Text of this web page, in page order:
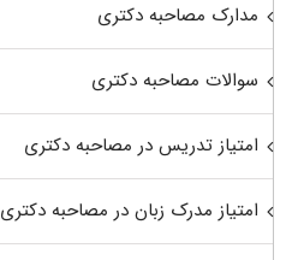
مدارک مصاحبه دکتری
سوالات مصاحبه دکتری
امتیاز تدریس در مصاحبه دکتری
امتیاز مدرک زبان در مصاحبه دکتری